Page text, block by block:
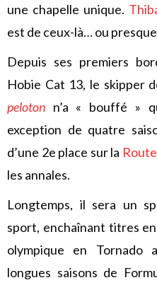
une chapelle unique.
est de ceux-là… ou
Depuis ses premiers
Hobie Cat 13, le skipper
peloton n’a « bouffé »
exception de quatre
d’une 2e place sur la
les annales.
Longtemps, il sera un
sport, enchaînant titres
olympique en Tornado
longues saisons de